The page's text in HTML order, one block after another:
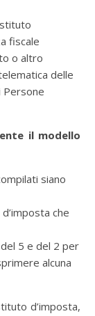
fiscale
o altro
delle
Persone
il modello
siano
che
5 e del 2 per
alcuna
d’imposta,